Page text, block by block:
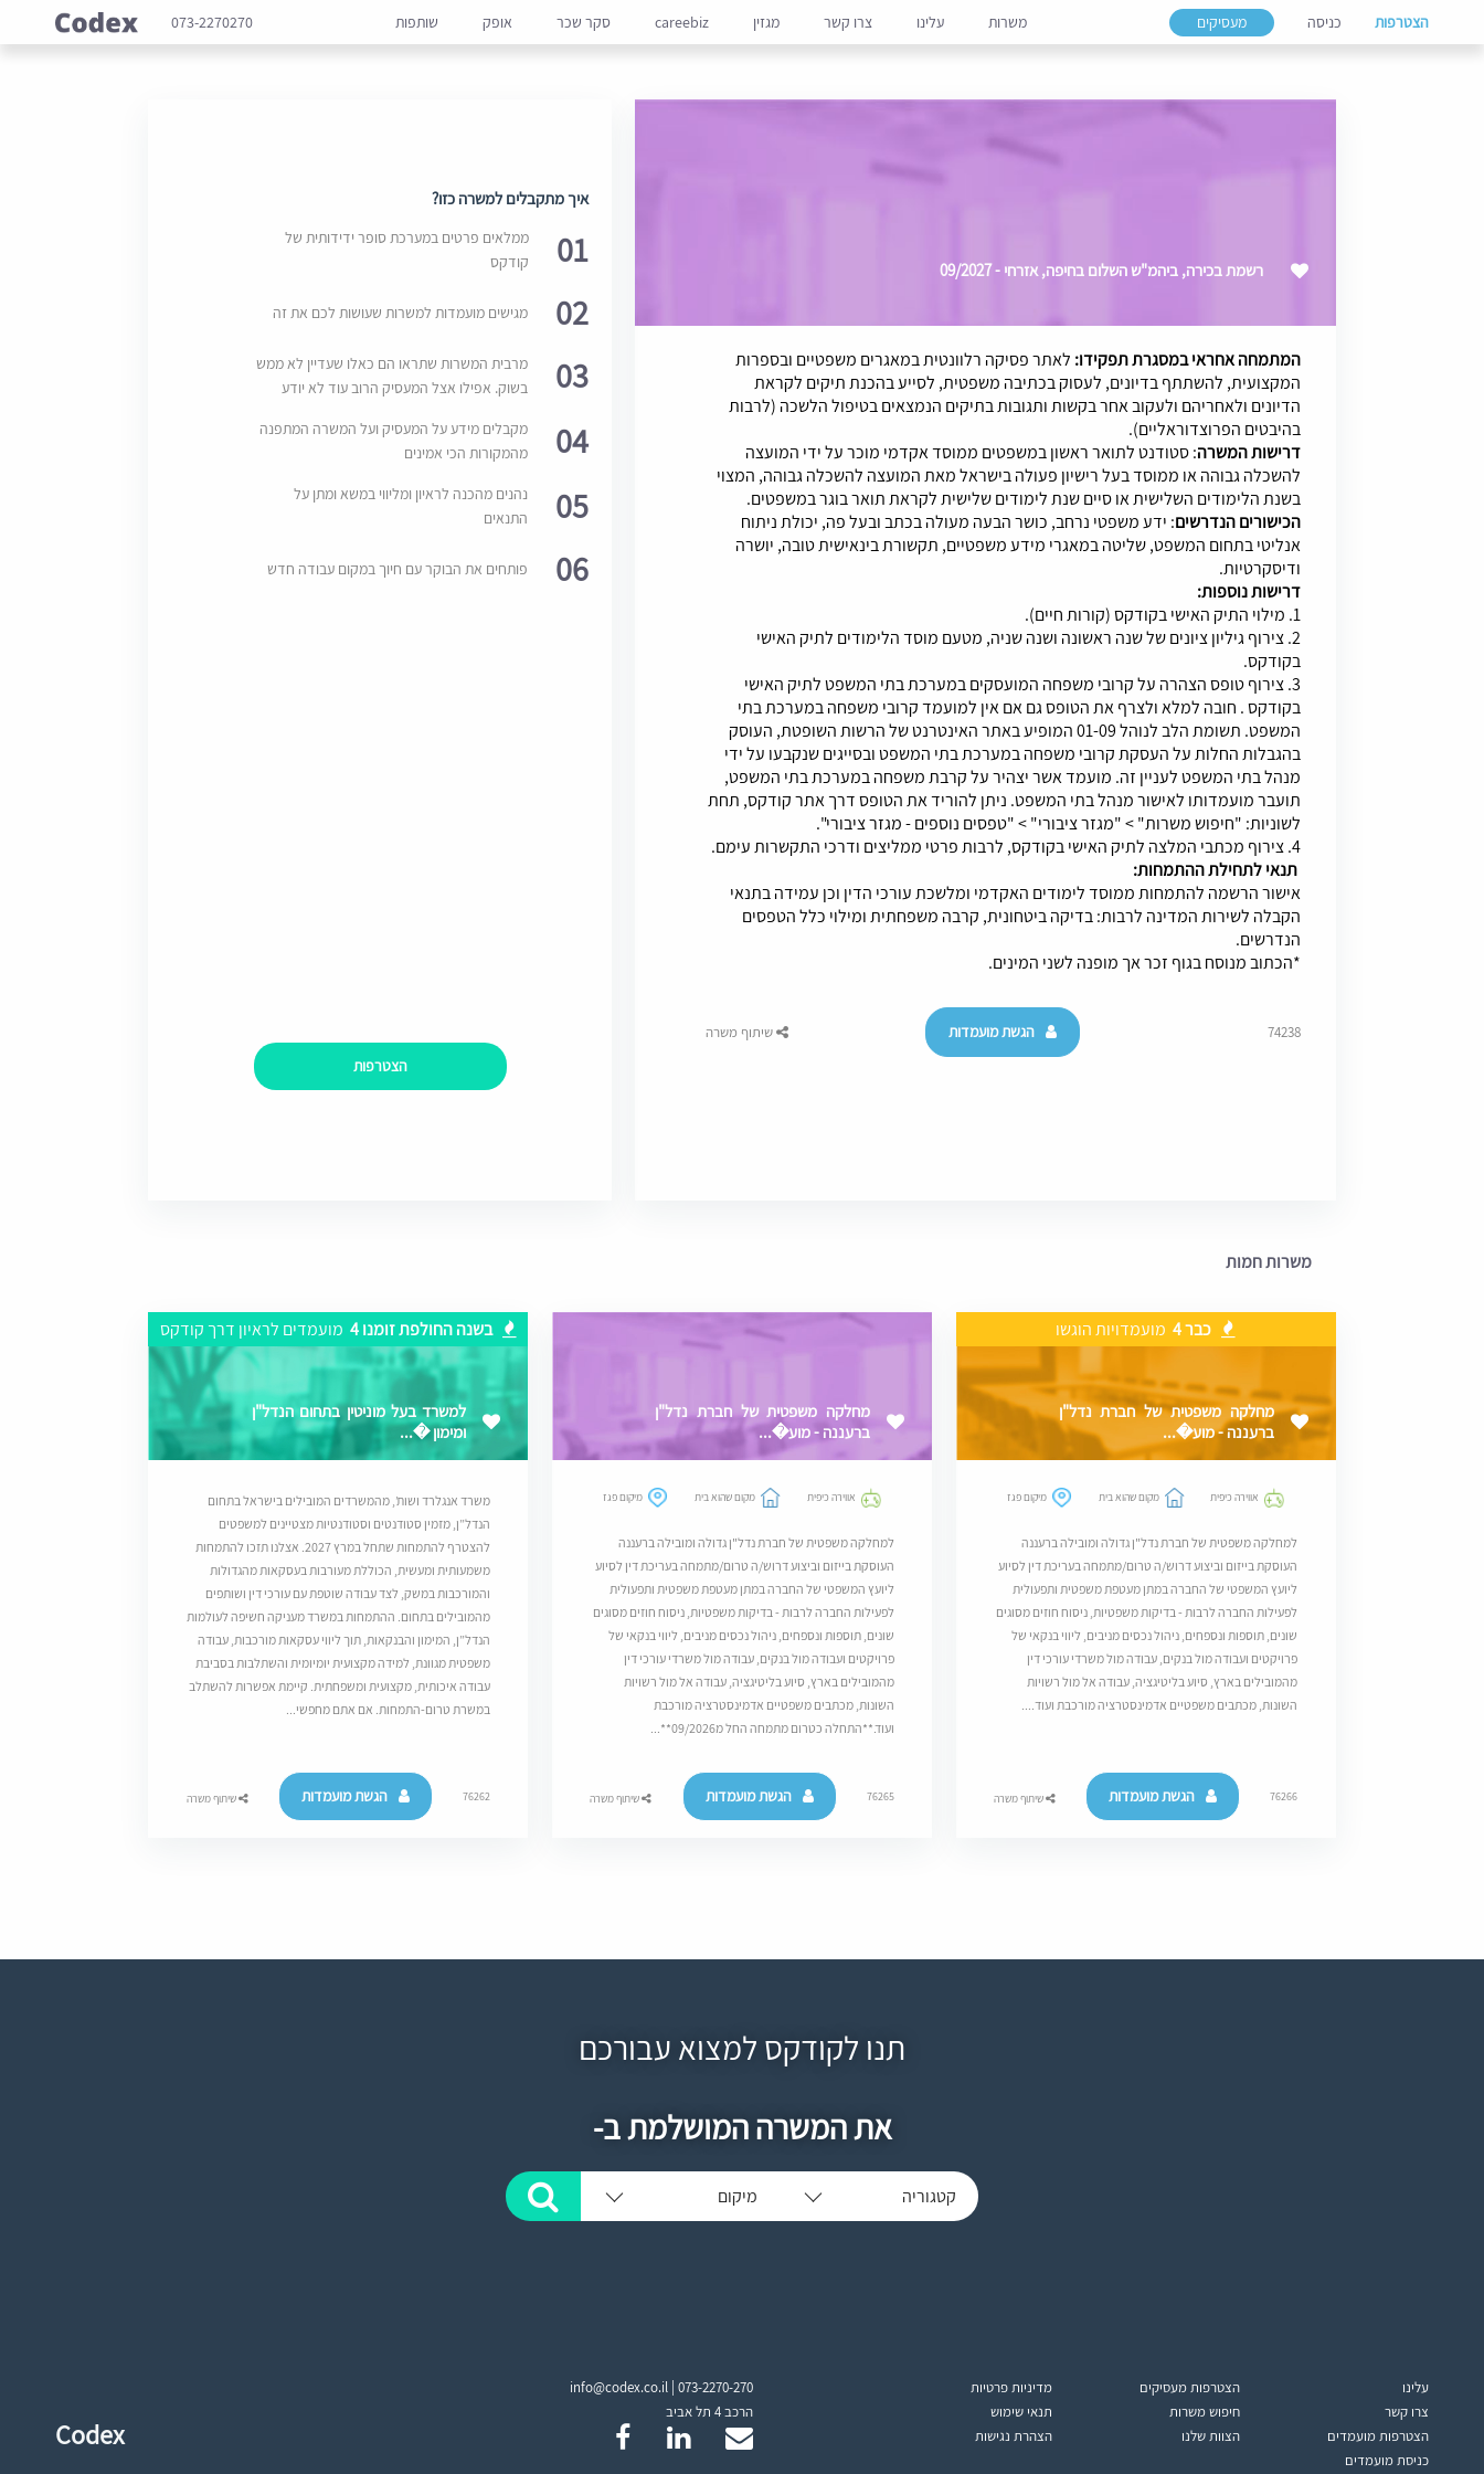
הצטרפות כניסה מעסיקים משרות עלינו צרו קשר מגזין careebiz סקר שכר אופק שותפות 073-2270270
רשמת בכירה, ביהמ"ש השלום בחיפה, אזרחי - 09/2027
המתמחה אחראי במסגרת תפקידו: לאתר פסיקה רלוונטית במאגרים משפטיים ובספרות
המקצועית, להשתתף בדיונים, לעסוק בכתיבה משפטית, לסייע בהכנת תיקים לקראת
הדיונים ולאחריהם ולעקוב אחר בקשות ותגובות בתיקים הנמצאים בטיפול הלשכה (לרבות
בהיבטים הפרוצדוראליים).
דרישות המשרה: סטודנט לתואר ראשון במשפטים ממוסד אקדמי מוכר על ידי המועצה
להשכלה גבוהה או ממוסד בעל רישיון פעולה בישראל מאת המועצה להשכלה גבוהה, המצוי
בשנת הלימודים השלישית או סיים שנת לימודים שלישית לקראת תואר בוגר במשפטים.
הכישורים הנדרשים: ידע משפטי נרחב, כושר הבעה מעולה בכתב ובעל פה, יכולת ניתוח
אנליטי בתחום המשפט, שליטה במאגרי מידע משפטיים, תקשורת בינאישית טובה, יושרה
ודיסקרטיות.
דרישות נוספות:
1. מילוי התיק האישי בקודקס (קורות חיים).
2. צירוף גיליון ציונים של שנה ראשונה ושנה שניה, מטעם מוסד הלימודים לתיק האישי
בקודקס.
3. צירוף טופס הצהרה על קרובי משפחה המועסקים במערכת בתי המשפט לתיק האישי
בקודקס . חובה למלא ולצרף את הטופס גם אם אין למועמד קרובי משפחה במערכת בתי
המשפט. תשומת הלב לנוהל 01-09 המופיע באתר האינטרנט של הרשות השופטת, העוסק
בהגבלות החלות על העסקת קרובי משפחה במערכת בתי המשפט ובסייגים שנקבעו על ידי
מנהל בתי המשפט לעניין זה. מועמד אשר יצהיר על קרבת משפחה במערכת בתי המשפט,
תועבר מועמדותו לאישור מנהל בתי המשפט. ניתן להוריד את הטופס דרך אתר קודקס, תחת
לשוניות: "חיפוש משרות" > "מגזר ציבורי" > "טפסים נוספים - מגזר ציבורי".
4. צירוף מכתבי המלצה לתיק האישי בקודקס, לרבות פרטי ממליצים ודרכי התקשרות עימם.
תנאי לתחילת ההתמחות:
אישור הרשמה להתמחות ממוסד לימודים האקדמי ומלשכת עורכי הדין וכן עמידה בתנאי
הקבלה לשירות המדינה לרבות: בדיקה ביטחונית, קרבה משפחתית ומילוי כלל הטפסים
הנדרשים.
*הכתוב מנוסח בגוף זכר אך מופנה לשני המינים.
74238 הגשת מועמדות שיתוף משרה
איך מתקבלים למשרה כזו?
01
ממלאים פרטים במערכת סופר ידידותית של
קודקס
02 מגישים מועמדות למשרות שעושות לכם את זה
03
מרבית המשרות שתראו הם כאלו שעדיין לא ממש
בשוק. אפילו אצל המעסיק הרוב עוד לא יודע
04
מקבלים מידע על המעסיק ועל המשרה המתפנה
מהמקורות הכי אמינים
05
נהנים מהכנה לראיון ומליווי במשא ומתן על
התנאים
06 פותחים את הבוקר עם חיוך במקום עבודה חדש
הצטרפות
משרות חמות
כבר 4 מועמדויות הוגשו
מחלקה משפטית של חברת נדל"ן
ברעננה - מוע�...
אווירה כיפית מקום שהוא בית מיקום פגז
למחלקה משפטית של חברת נדל"ן גדולה ומובילה ברעננה
העוסקת בייזום וביצוע דרוש/ה טרום/מתמחה בעריכת דין לסיוע
ליועץ המשפטי של החברה במתן מעטפת משפטית ותפעולית
לפעילות החברה לרבות - בדיקות משפטיות, ניסוח חוזים מסוגים
שונים, תוספות ונספחים, ניהול נכסים מניבים, ליווי בנקאי של
פרויקטים ועבודה מול בנקים, עבודה מול משרדי עורכי דין
מהמובילים בארץ, סיוע בליטיגציה, עבודה אל מול רשויות
השונות, מכתבים משפטיים אדמינסטרציה מורכבת ועוד....
76266 הגשת מועמדות שיתוף משרה
מחלקה משפטית של חברת נדל"ן
ברעננה - מוע�...
אווירה כיפית מקום שהוא בית מיקום פגז
למחלקה משפטית של חברת נדל"ן גדולה ומובילה ברעננה
העוסקת בייזום וביצוע דרוש/ה טרום/מתמחה בעריכת דין לסיוע
ליועץ המשפטי של החברה במתן מעטפת משפטית ותפעולית
לפעילות החברה לרבות - בדיקות משפטיות, ניסוח חוזים מסוגים
שונים, תוספות ונספחים, ניהול נכסים מניבים, ליווי בנקאי של
פרויקטים ועבודה מול בנקים, עבודה מול משרדי עורכי דין
מהמובילים בארץ, סיוע בליטיגציה, עבודה אל מול רשויות
השונות, מכתבים משפטיים אדמינסטרציה מורכבת
ועוד.**התחלה כטרום מתמחה החל מ09/2026**...
76265 הגשת מועמדות שיתוף משרה
בשנה החולפת זומנו 4 מועמדים לראיון דרך קודקס
למשרד בעל מוניטין בתחום הנדל"ן
ומימון �...
משרד אנגלרד ושות’, מהמשרדים המובילים בישראל בתחום
הנדל”ן, מזמין סטודנטים וסטודנטיות מצטיינים למשפטים
להצטרף להתמחות שתחל במרץ 2027. אצלנו תזכו להתמחות
משמעותית ומעשית, הכוללת מעורבות בעסקאות מהגדולות
והמורכבות במשק, לצד עבודה שוטפת עם עורכי דין ושותפים
מהמובילים בתחום. ההתמחות במשרד מעניקה חשיפה לעולמות
הנדל”ן, המימון והבנקאות, תוך ליווי עסקאות מורכבות, עבודה
משפטית מגוונת, למידה מקצועית יומיומית והשתלבות בסביבת
עבודה איכותית, מקצועית ומשפחתית. קיימת אפשרות להשתלב
במשרת טרום-התמחות. אם אתם מחפשי...
76262 הגשת מועמדות שיתוף משרה
תנו לקודקס למצוא עבורכם
את המשרה המושלמת ב-
קטגוריה מיקום
עלינו
צרו קשר
הצטרפות מועמדים
כניסת מועמדים
הצטרפות מעסיקים
חיפוש משרות
הצוות שלנו
מדיניות פרטיות
תנאי שימוש
הצהרת נגישות
info@codex.co.il | 073-2270-270
הרכב 4 תל אביב
Codex